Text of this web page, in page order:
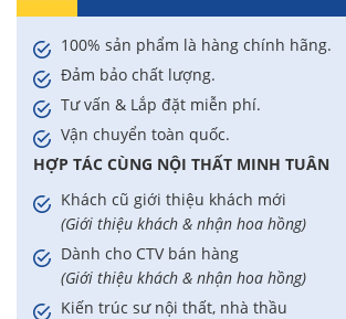
100% sản phẩm là hàng chính hãng.
Đảm bảo chất lượng.
Tư vấn & Lắp đặt miễn phí.
Vận chuyển toàn quốc.
HỢP TÁC CÙNG NỘI THẤT MINH TUÂN
Khách cũ giới thiệu khách mới
(Giới thiệu khách & nhận hoa hồng)
Dành cho CTV bán hàng
(Giới thiệu khách & nhận hoa hồng)
Kiến trúc sư nội thất, nhà thầu